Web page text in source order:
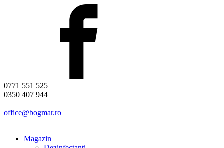
0771 551 525
0350 407 944
office@bogmar.ro
Magazin